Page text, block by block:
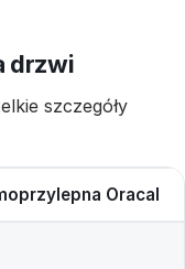
drzwi
szczegóły
Oracal